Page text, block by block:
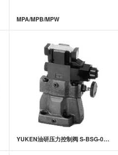
MPA/MPB/MPW
YUKEN油研压力控制阀 S-BSG-03,06低噪声电磁溢流阀